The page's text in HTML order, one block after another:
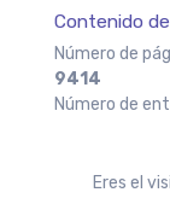
Contenido
Número de
9414
Número de
Eres el